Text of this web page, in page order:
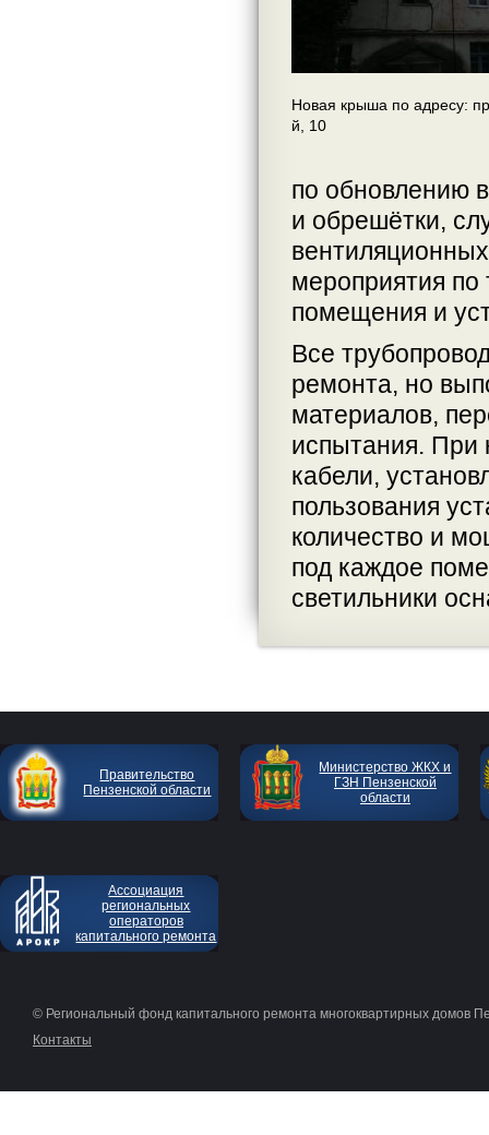
Новая крыша по адресу:
й, 10
по обновлению
и обрешётки,
мероприятия по
помещения и
Все
ремонта, но
материалов,
испытания. При
кабели,
пользования
количество и
под каждое
светильники
Правительство
Пензенской области
Министерство ЖКХ и
ГЗН Пензенской
области
Ассоциация
региональных
операторов
капитального ремонта
© Региональный фонд капитального ремонта многоквартирных домов
Контакты